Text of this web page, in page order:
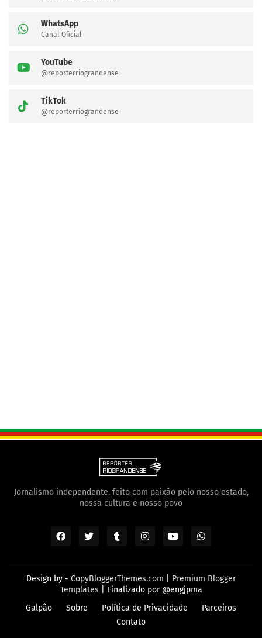
WhatsApp
Canal Oficial
YouTube
@reporterriograndense
TikTok
@reporterriograndense
Jornalismo independente, feito com paixão pelo nosso estado,
nossa cultura e nosso povo
Design by - CopyBloggerThemes.com
Premium Blogger
Templates | Finalizado por @engjpma
Galpão
Sobre Política de Privacidade
Parceiros
Contato